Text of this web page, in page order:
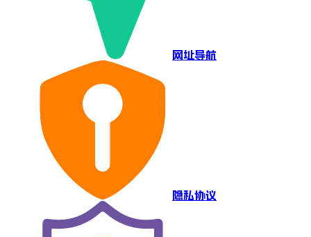
网址导航
隐私协议